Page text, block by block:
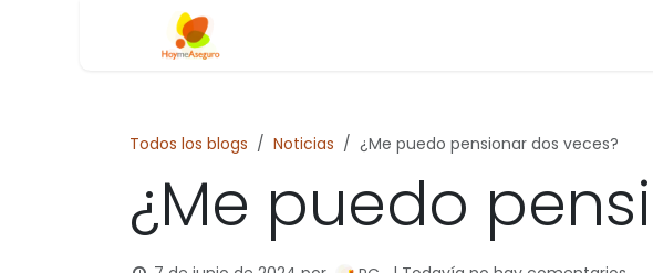
Todos los blogs Noticias ¿Me puedo pensionar dos veces?
¿Me puedo